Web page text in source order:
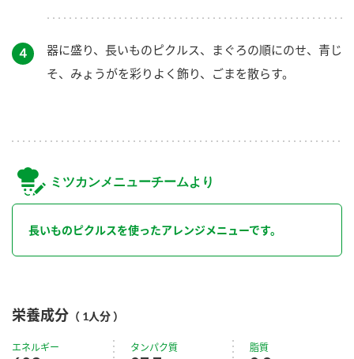
４
器に盛り、長いものピクルス、まぐろの順にのせ、青じ
そ、みょうがを彩りよく飾り、ごまを散らす。
ミツカンメニューチームより
長いものピクルスを使ったアレンジメニューです。
栄養成分 （ 1人分 ）
エネルギー タンパク質 脂質